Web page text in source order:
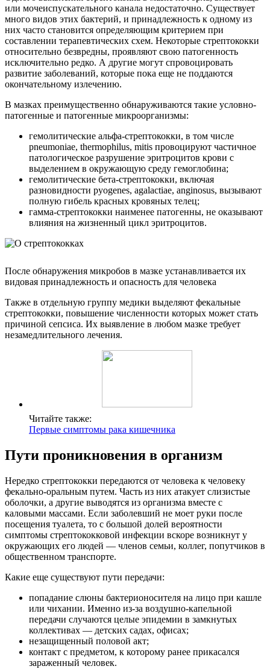
или мочеиспускательного канала недостаточно. Существует
много видов этих бактерий, и принадлежность к одному из
них часто становится определяющим критерием при
составлении терапевтических схем. Некоторые стрептококки
относительно безвредны, проявляют свою патогенность
исключительно редко. А другие могут спровоцировать
развитие заболеваний, которые пока еще не поддаются
окончательному излечению.
В мазках преимущественно обнаруживаются такие условно-
патогенные и патогенные микроорганизмы:
гемолитические альфа-стрептококки, в том числе
pneumoniae, thermophilus, mitis провоцируют частичное
патологическое разрушение эритроцитов крови с
выделением в окружающую среду гемоглобина;
гемолитические бета-стрептококки, включая
разновидности pyogenes, agalactiae, anginosus, вызывают
полную гибель красных кровяных телец;
гамма-стрептококки наименее патогенны, не оказывают
влияния на жизненный цикл эритроцитов.
После обнаружения микробов в мазке устанавливается их
видовая принадлежность и опасность для человека
Также в отдельную группу медики выделяют фекальные
стрептококки, повышение численности которых может стать
причиной сепсиса. Их выявление в любом мазке требует
незамедлительного лечения.
Читайте также:
Первые симптомы рака кишечника
Пути проникновения в организм
Нередко стрептококки передаются от человека к человеку
фекально-оральным путем. Часть из них атакует слизистые
оболочки, а другие выводятся из организма вместе с
каловыми массами. Если заболевший не моет руки после
посещения туалета, то с большой долей вероятности
симптомы стрептококковой инфекции вскоре возникнут у
окружающих его людей — членов семьи, коллег, попутчиков в
общественном транспорте.
Какие еще существуют пути передачи:
попадание слюны бактерионосителя на лицо при кашле
или чихании. Именно из-за воздушно-капельной
передачи случаются целые эпидемии в замкнутых
коллективах — детских садах, офисах;
незащищенный половой акт;
контакт с предметом, к которому ранее прикасался
зараженный человек.